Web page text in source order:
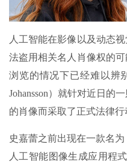
人工智能在影像以及动态
法盗用相关名人肖像权的
浏览的情况下已经难以辨
Johansson）就针对近日的
的肖像而采取了正式法律行
史嘉蕾之前出现在一款名为
人工智能图像生成应用程